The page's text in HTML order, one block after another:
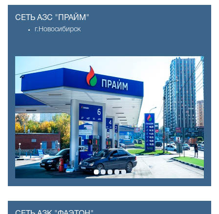
СЕТЬ АЗС "ПРАЙМ"
г.Новосибирск